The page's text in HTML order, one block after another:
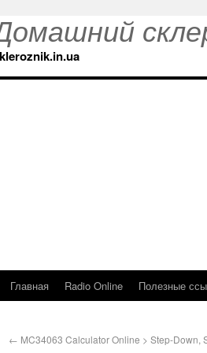
Главная Radio Online Полезные
← MC34063 Calculator Online > Step-Down,